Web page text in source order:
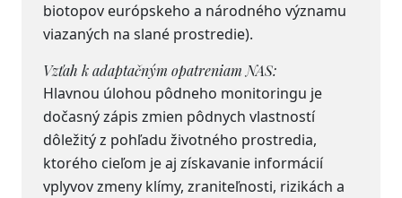
biotopov európskeho a národného významu
viazaných na slané prostredie).
Vzťah k adaptačným opatreniam NAS:
Hlavnou úlohou pôdneho monitoringu je
dočasný zápis zmien pôdnych vlastností
dôležitý z pohľadu životného prostredia,
ktorého cieľom je aj získavanie informácií
vplyvov zmeny klímy, zraniteľnosti, rizikách a